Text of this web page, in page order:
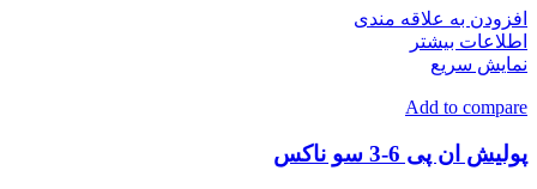
افزودن به علاقه مندی
اطلاعات بیشتر
نمایش سریع
Add to compare
پولیش ان پی 6-3 سو ناکس